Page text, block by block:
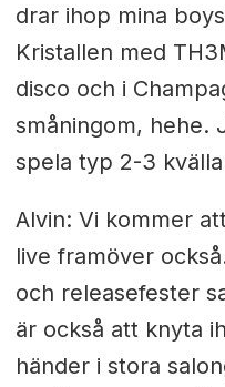
drar ihop mina
Kristallen med
disco och i
småningom, hehe.
spela typ 2-3
Alvin: Vi kommer
live framöver
och releasefester
är också att knyta
händer i stora